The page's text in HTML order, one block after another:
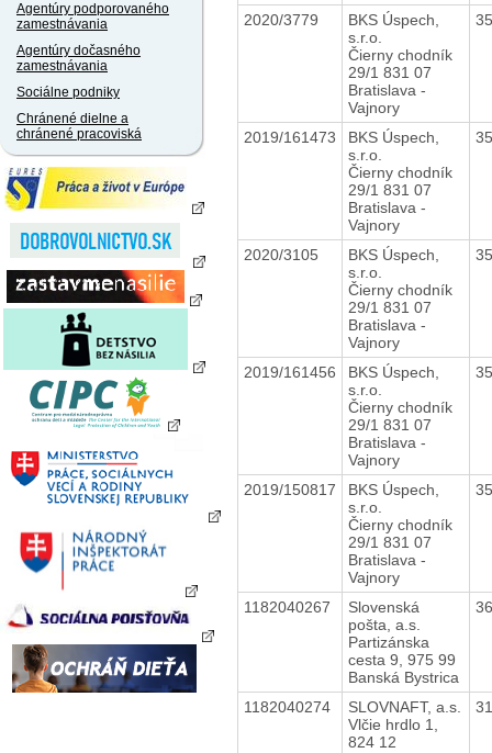
Agentúry podporovaného
zamestnávania
Agentúry dočasného
zamestnávania
Sociálne podniky
Chránené dielne a
chránené pracoviská
2020/3779
BKS Úspech,
s.r.o.
Čierny chodník
29/1 831 07
Bratislava -
Vajnory
2019/161473
BKS Úspech,
s.r.o.
Čierny chodník
29/1 831 07
Bratislava -
Vajnory
2020/3105
BKS Úspech,
s.r.o.
Čierny chodník
29/1 831 07
Bratislava -
Vajnory
2019/161456
BKS Úspech,
s.r.o.
Čierny chodník
29/1 831 07
Bratislava -
Vajnory
2019/150817
BKS Úspech,
s.r.o.
Čierny chodník
29/1 831 07
Bratislava -
Vajnory
1182040267
Slovenská
pošta, a.s.
Partizánska
cesta 9, 975 99
Banská Bystrica
1182040274
SLOVNAFT, a.s.
Vlčie hrdlo 1,
824 12